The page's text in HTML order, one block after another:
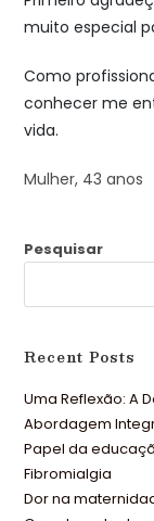
muito especial
Como
conhecer me
vida.
Mulher, 43 anos
Pesquisar
Recent Posts
Uma Reflexão: A
Abordagem
Papel da
Fibromialgia
Dor na